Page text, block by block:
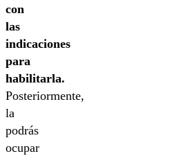
con
las
indicaciones
para
habilitarla.
Posteriormente,
la
podrás
ocupar